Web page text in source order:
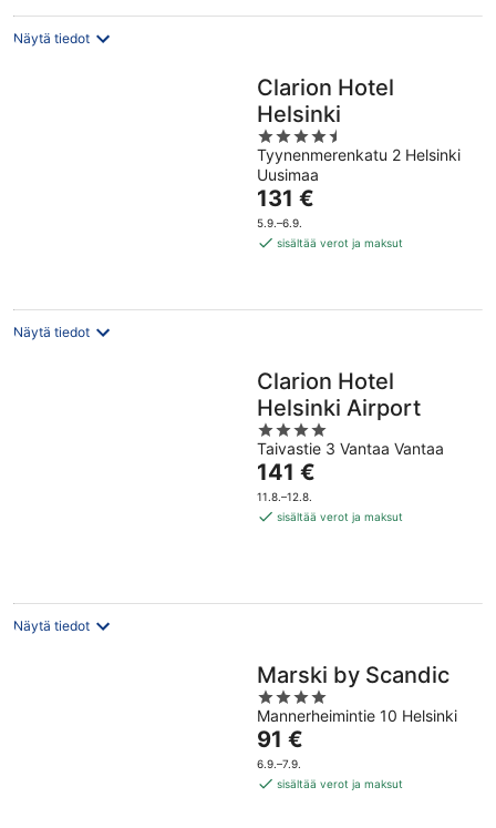
Näytä tiedot
Clarion Hotel
Helsinki
4.5
out
of
5
Tyynenmerenkatu 2 Helsinki
Uusimaa
Hinta
on
131 €
131 €
5.9.–6.9.
sisältää verot ja maksut
Näytä tiedot
Clarion Hotel
Helsinki Airport
4
out
of
5
Taivastie 3 Vantaa Vantaa
Hinta
on
141 €
141 €
11.8.–12.8.
sisältää verot ja maksut
Näytä tiedot
Marski by Scandic
4
out
of
5
Mannerheimintie 10 Helsinki
Hinta
on
91 €
91 €
6.9.–7.9.
sisältää verot ja maksut